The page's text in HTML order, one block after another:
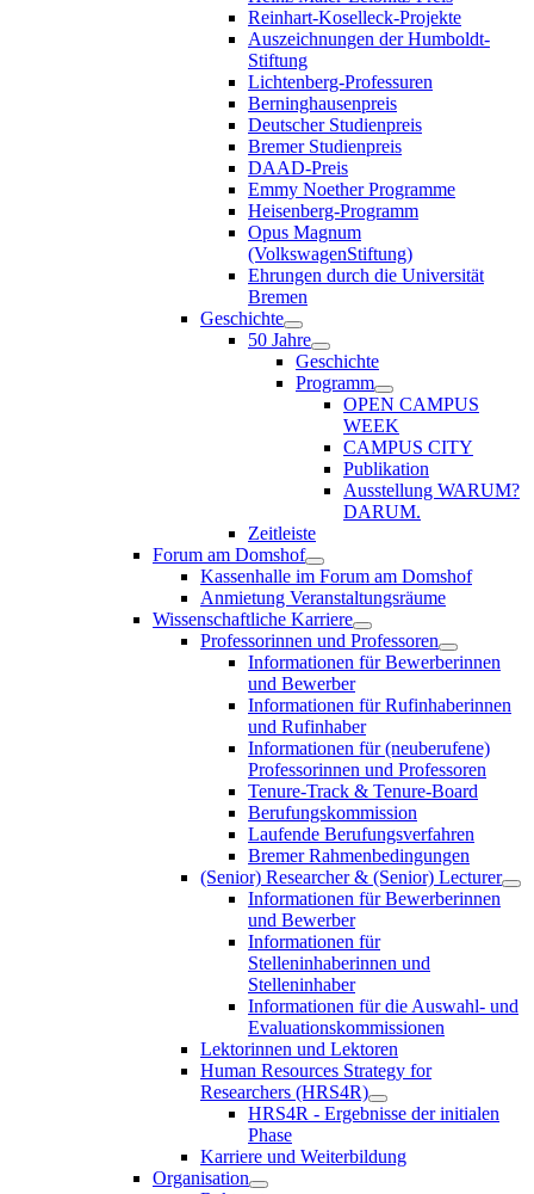
Reinhart-Koselleck-Projekte
Auszeichnungen der Humboldt-
Stiftung
Lichtenberg-Professuren
Berninghausenpreis
Deutscher Studienpreis
Bremer Studienpreis
DAAD-Preis
Emmy Noether Programme
Heisenberg-Programm
Opus Magnum
(VolkswagenStiftung)
Ehrungen durch die Universität
Bremen
Geschichte
50 Jahre
Geschichte
Programm
OPEN CAMPUS
WEEK
CAMPUS CITY
Publikation
Ausstellung WARUM?
DARUM.
Zeitleiste
Forum am Domshof
Kassenhalle im Forum am Domshof
Anmietung Veranstaltungsräume
Wissenschaftliche Karriere
Professorinnen und Professoren
Informationen für Bewerberinnen
und Bewerber
Informationen für Rufinhaberinnen
und Rufinhaber
Informationen für (neuberufene)
Professorinnen und Professoren
Tenure-Track & Tenure-Board
Berufungskommission
Laufende Berufungsverfahren
Bremer Rahmenbedingungen
(Senior) Researcher & (Senior) Lecturer
Informationen für Bewerberinnen
und Bewerber
Informationen für
Stelleninhaberinnen und
Stelleninhaber
Informationen für die Auswahl- und
Evaluationskommissionen
Lektorinnen und Lektoren
Human Resources Strategy for
Researchers (HRS4R)
HRS4R - Ergebnisse der initialen
Phase
Karriere und Weiterbildung
Organisation